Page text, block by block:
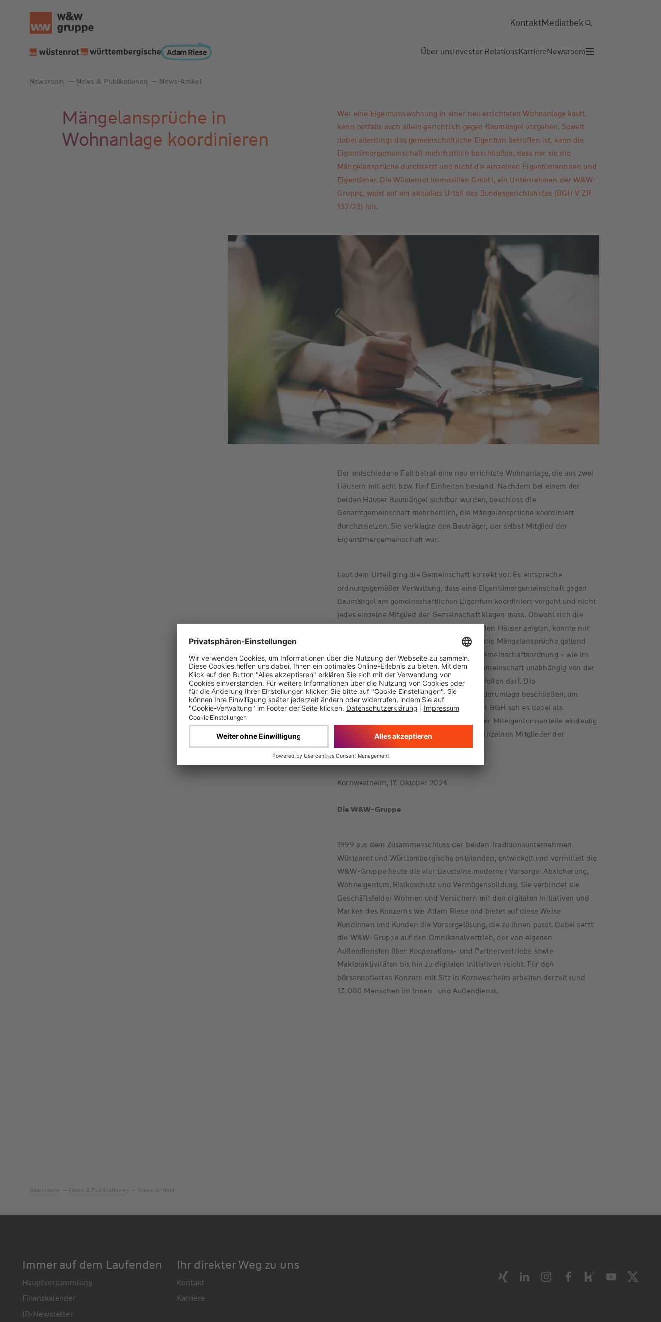
Über unsInvestor RelationsKarriereNewsroom
KontaktMediathek
Newsroom News & Publikationen News-Artikel
Mängelansprüche in
Wohnanlage koordinieren
Wer eine Eigentumswohnung in einer neu errichteten Wohnanlage kauft,
kann notfalls auch allein gerichtlich gegen Baumängel vorgehen. Soweit
dabei allerdings das gemeinschaftliche Eigentum betroffen ist, kann die
Eigentümergemeinschaft mehrheitlich beschließen, dass nur sie die
Mängelansprüche durchsetzt und nicht die einzelnen Eigentümerinnen und
Eigentümer. Die Wüstenrot Immobilien GmbH, ein Unternehmen der W&W-
Gruppe, weist auf ein aktuelles Urteil des Bundesgerichtshofes (BGH V ZR
132/23) hin.
Der entschiedene Fall betraf eine neu errichtete Wohnanlage, die aus zwei
Häusern mit acht bzw. fünf Einheiten bestand. Nachdem bei einem der
beiden Häuser Baumängel sichtbar wurden, beschloss die
Gesamtgemeinschaft mehrheitlich, die Mängelansprüche koordiniert
durchzusetzen. Sie verklagte den Bauträger, der selbst Mitglied der
Eigentümergemeinschaft war.
Laut dem Urteil ging die Gemeinschaft korrekt vor. Es entspreche
ordnungsgemäßer Verwaltung, dass eine Eigentümergemeinschaft gegen
Baumängel am gemeinschaftlichen Eigentum koordiniert vorgeht und nicht
jedes einzelne Mitglied der Gemeinschaft klagen muss. Obwohl sich die
Baumängel zunächst nur an einem der beiden Häuser zeigten, konnte nur
die Gesamtgemeinschaft für beide Häuser die Mängelansprüche geltend
machen. Dies gelte auch dann, wenn die Gemeinschaftsordnung – wie im
konkreten Fall – vorsehe, dass jede Hausgemeinschaft unabhängig von der
anderen über ihre Angelegenheiten beschließen darf. Die
Gesamtgemeinschaft durfte auch eine Sonderumlage beschließen, um
damit die Prozesskosten zu finanzieren. Der BGH sah es dabei als
ausreichend an, dass aus dem Verhältnis der Miteigentumsanteile eindeutig
zu errechnen war, welcher Betrag auf die einzelnen Mitglieder der
Gemeinschaft entfällt.
Kornwestheim, 17. Oktober 2024
Die W&W-Gruppe
1999 aus dem Zusammenschluss der beiden Traditionsunternehmen
Wüstenrot und Württembergische entstanden, entwickelt und vermittelt die
W&W-Gruppe heute die vier Bausteine moderner Vorsorge: Absicherung,
Wohneigentum, Risikoschutz und Vermögensbildung. Sie verbindet die
Geschäftsfelder Wohnen und Versichern mit den digitalen Initiativen und
Marken des Konzerns wie Adam Riese und bietet auf diese Weise
Kundinnen und Kunden die Vorsorgelösung, die zu ihnen passt. Dabei setzt
die W&W-Gruppe auf den Omnikanalvertrieb, der von eigenen
Außendiensten über Kooperations- und Partnervertriebe sowie
Makleraktivitäten bis hin zu digitalen Initiativen reicht. Für den
börsennotierten Konzern mit Sitz in Kornwestheim arbeiten derzeit rund
13.000 Menschen im Innen- und Außendienst.
Newsroom News & Publikationen News-Artikel
Immer auf dem Laufenden
Hauptversammlung
Finanzkalender
IR-Newsletter
Ihr direkter Weg zu uns
Kontakt
Karriere